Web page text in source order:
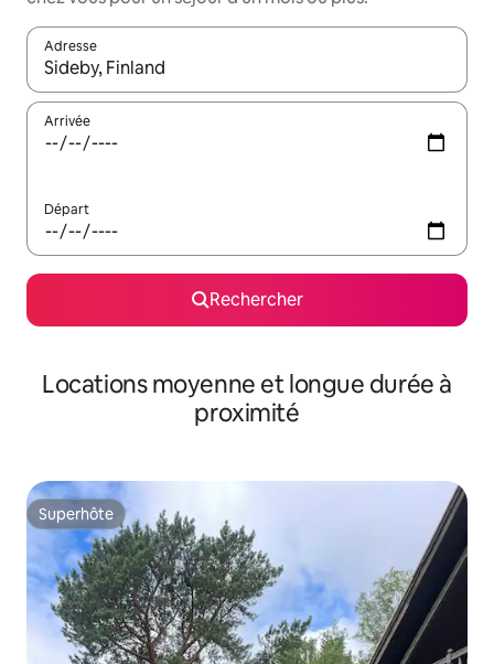
Adresse
Lorsque les résultats s'affichent, utilisez les flèches vers le
Arrivée
Départ
Rechercher
Locations moyenne et longue durée à
proximité
Superhôte
Superhôte